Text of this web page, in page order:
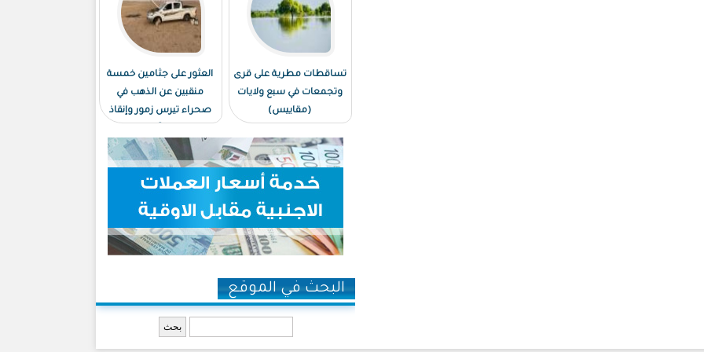
تساقطات مطرية على قرى
وتجمعات في سبع ولايات
(مقاييس)
العثور على جثامين خمسة
منقبين عن الذهب في
صحراء تيرس زمور وإنقاذ
البحث في الموقع